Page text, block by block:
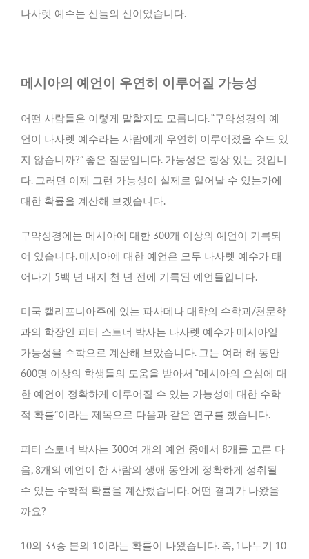
나사렛 예수는 신들의 신이었습니다.
메시아의 예언이 우연히 이루어질 가능성
어떤 사람들은 이렇게 말할지도 모릅니다. “구약성경의 예
언이 나사렛 예수라는 사람에게 우연히 이루어졌을 수도 있
지 않습니까?” 좋은 질문입니다. 가능성은 항상 있는 것입니
다. 그러면 이제 그런 가능성이 실제로 일어날 수 있는가에
대한 확률을 계산해 보겠습니다.
구약성경에는 메시아에 대한 300개 이상의 예언이 기록되
어 있습니다. 메시아에 대한 예언은 모두 나사렛 예수가 태
어나기 5백 년 내지 천 년 전에 기록된 예언들입니다.
미국 캘리포니아주에 있는 파사데나 대학의 수학과/천문학
과의 학장인 피터 스토너 박사는 나사렛 예수가 메시아일
가능성을 수학으로 계산해 보았습니다. 그는 여러 해 동안
600명 이상의 학생들의 도움을 받아서 “메시아의 오심에 대
한 예언이 정확하게 이루어질 수 있는 가능성에 대한 수학
적 확률”이라는 제목으로 다음과 같은 연구를 했습니다.
피터 스토너 박사는 300여 개의 예언 중에서 8개를 고른 다
음, 8개의 예언이 한 사람의 생애 동안에 정확하게 성취될
수 있는 수학적 확률을 계산했습니다. 어떤 결과가 나왔을
까요?
10의 33승 분의 1이라는 확률이 나왔습니다. 즉, 1나누기 10